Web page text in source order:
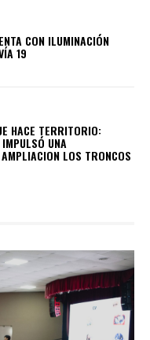
CON ILUMINACIÓN
19
HACE TERRITORIO:
UNA
LOS TRONCOS